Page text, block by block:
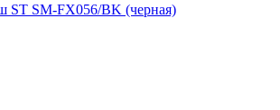
ST SM-FX056/BK (черная)